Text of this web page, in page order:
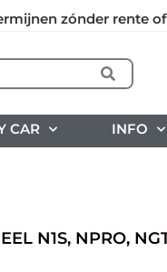
zónder rente
CAR INFO
N1S, NPRO,